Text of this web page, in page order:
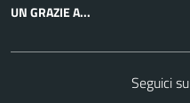
UN GRAZIE A...
Seguici su